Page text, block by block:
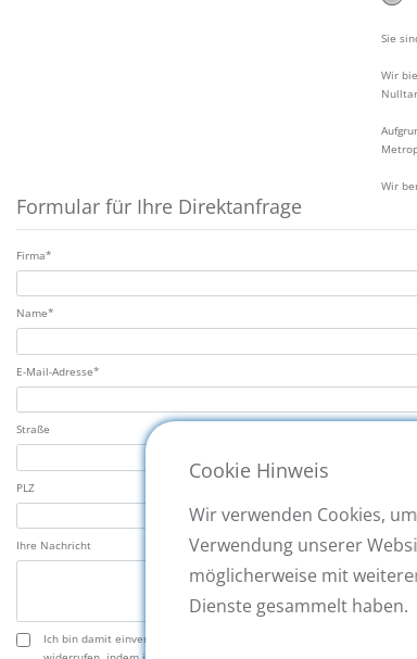
Sie
Wir
Wir
Formular für Ihre Direktanfrage
Firma*
Name*
E-Mail-Adresse*
Straße
PLZ
Zulassung*
Ihre Nachricht
Ich bin damit einverstanden, dass meine oben genannten Daten für
Cookie Hinweis
Wir verwenden Cookies,
Verwendung unserer
möglicherweise mit
Dienste gesammelt haben.